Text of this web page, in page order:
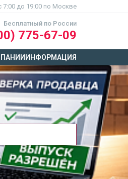
7:00 до 19:00 по Москве
Бесплатный по России
775-67-09
ИНФОРМАЦИЯ